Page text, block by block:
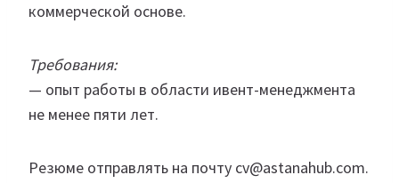
коммерческой основе.
Требования:
— опыт работы в области ивент-менеджмента
не менее пяти лет.
Резюме отправлять на почту cv@astanahub.com.